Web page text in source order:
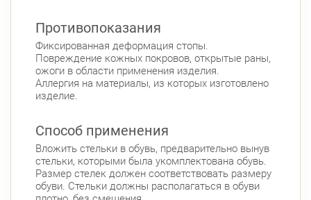
Противопоказания
Фиксированная деформация стопы.
Повреждение кожных покровов, открытые раны,
ожоги в области применения изделия.
Аллергия на материалы, из которых изготовлено
изделие.
Способ применения
Вложить стельки в обувь, предварительно вынув
стельки, которыми была укомплектована обувь.
Размер стелек должен соответствовать размеру
обуви. Стельки должны располагаться в обуви